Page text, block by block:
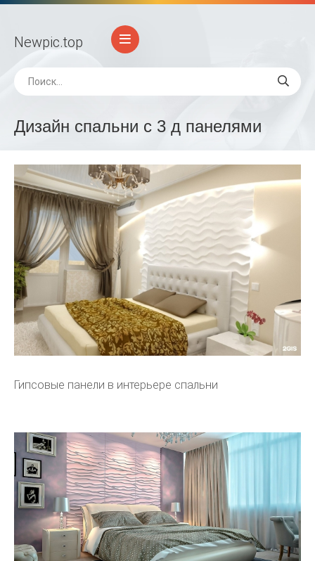
Newpic.top
Дизайн спальни с 3 д панелями
Гипсовые панели в интерьере спальни